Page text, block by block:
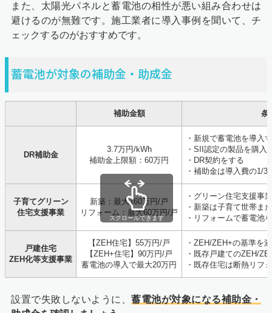
また、太陽光パネルと蓄電池の相性が悪い組み合わせは
避けるのが無難です。施工業者に導入事例を聞いて、チ
ェックするのがおすすめです。
蓄電池が対象の補助金・助成金
補助金額 条
DR補助金
3.7万円/kWh
補助金上限額：60万円
・新規で蓄電池を導入
・SII認定の製品を購入
・DR契約をする
・補助金は導入費の1/3
子育てグリーン
住宅支援事業
新築：最大160万円/戸
リフォーム：最大60万円/戸
・グリーン住宅支援事
・新築は子育て世帯ま
・リフォームで蓄電池
戸建住宅
ZEH化等支援事業
【ZEH住宅】55万円/戸
【ZEH+住宅】90万円/戸
蓄電池の導入で最大20万円
・ZEH/ZEH+の基準を
・既存戸建てのZEH/
・既存住宅は断熱リフ
スクロールできます
設置で失敗しないように、 蓄電池が対象になる補助金・